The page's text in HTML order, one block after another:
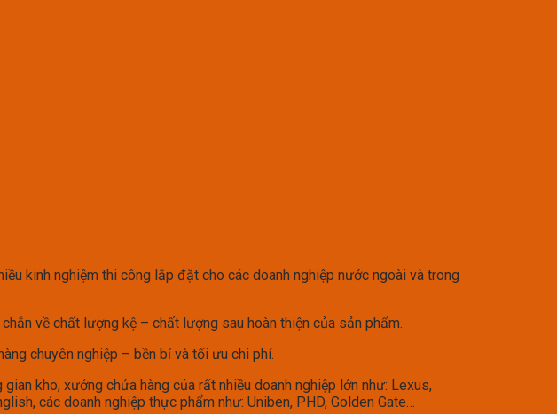
kinh nghiệm thi công lắp đặt cho các doanh nghiệp nước ngoài và trong
về chất lượng kệ – chất lượng sau hoàn thiện của sản phẩm.
chuyên nghiệp – bền bỉ và tối ưu chi phí.
kho, xưởng chứa hàng của rất nhiều doanh nghiệp lớn như: Lexus,
các doanh nghiệp thực phẩm như: Uniben, PHD, Golden Gate…